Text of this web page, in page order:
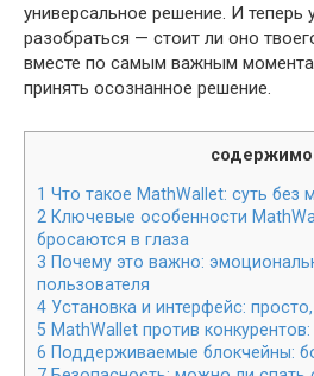
универсальное решение. И теперь
разобраться — стоит ли оно
вместе по самым важным
принять осознанное решение.
1 Что такое MathWallet: суть без
2 Ключевые особенности
бросаются в глаза
3 Почему это важно:
пользователя
4 Установка и интерфейс:
5 MathWallet против
6 Поддерживаемые блокчейны: